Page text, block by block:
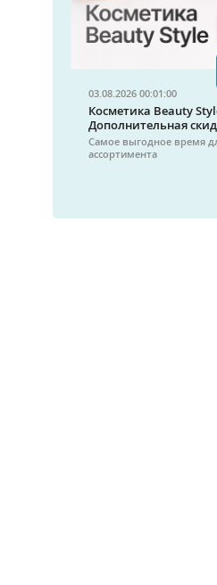
03.08.2026 00:01:00
Косметика Beauty
Дополнительная
Самое выгодное время
ассортимента